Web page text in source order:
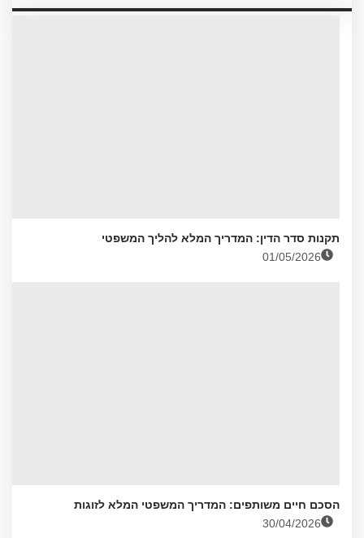
תקנות סדר הדין: המדריך המלא להליך המשפטי
01/05/2026
הסכם חיים משותפים: המדריך המשפטי המלא לזוגות
30/04/2026